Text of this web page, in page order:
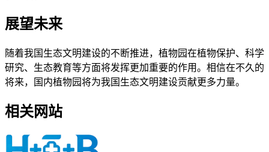
展望未来
随着我国生态文明建设的不断推进，植物园在植物保护、科学
研究、生态教育等方面将发挥更加重要的作用。相信在不久的
将来，国内植物园将为我国生态文明建设贡献更多力量。
相关网站